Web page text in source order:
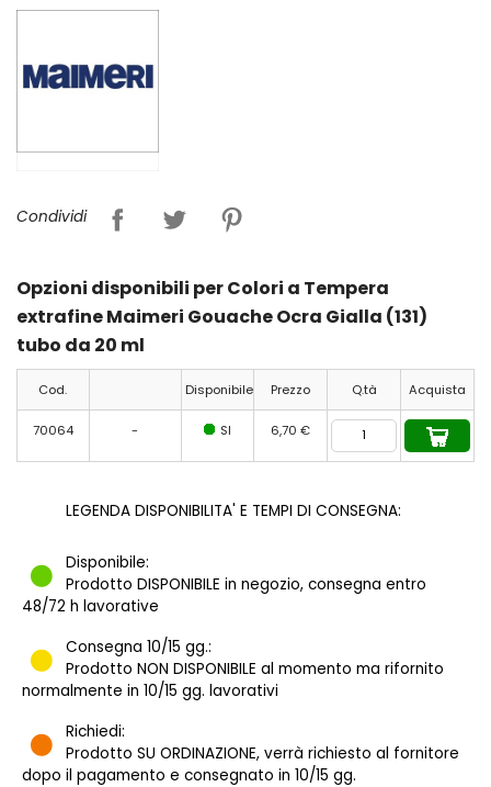
Condividi
Opzioni disponibili per Colori a Tempera
extrafine Maimeri Gouache Ocra Gialla (131)
tubo da 20 ml
Cod. Disponibile Prezzo Q.tà Acquista
70064 - SI 6,70 €
LEGENDA DISPONIBILITA' E TEMPI DI CONSEGNA:
Disponibile:
Prodotto DISPONIBILE in negozio, consegna entro
48/72 h lavorative
Consegna 10/15 gg.:
Prodotto NON DISPONIBILE al momento ma rifornito
normalmente in 10/15 gg. lavorativi
Richiedi:
Prodotto SU ORDINAZIONE, verrà richiesto al fornitore
dopo il pagamento e consegnato in 10/15 gg.